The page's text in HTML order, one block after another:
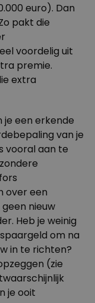
euro). Dan
pakt die
voordelig uit
premie.
extra
je een erkende
van je
vooral aan te
over een
nieuw
Heb je weinig
om na
in te richten?
(zie
je ooit